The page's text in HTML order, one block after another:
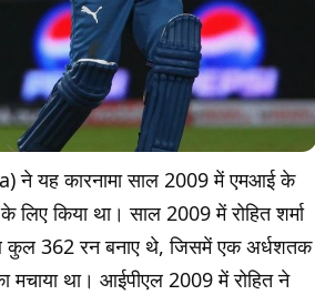
ने यह कारनामा साल 2009 में एमआई के
किया था। साल 2009 में रोहित शर्मा
कुल 362 रन बनाए थे, जिसमें एक अर्धशतक
मचाया था। आईपीएल 2009 में रोहित ने